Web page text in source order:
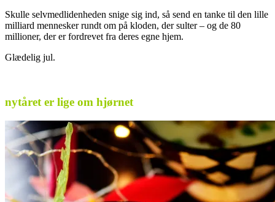
Skulle selvmedlidenheden snige sig ind, så send en tanke til den lille
milliard mennesker rundt om på kloden, der sulter – og de 80
millioner, der er fordrevet fra deres egne hjem.
Glædelig jul.
nytåret er lige om hjørnet